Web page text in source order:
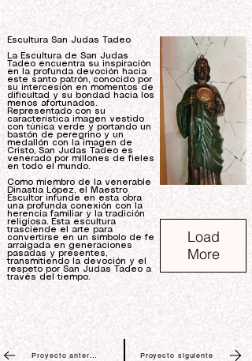
Escultura San Judas Tadeo
La Escultura de San Judas
Tadeo encuentra su inspiración
en la profunda devoción hacia
este santo patrón, conocido por
su intercesión en momentos de
dificultad y su bondad hacia los
menos afortunados.
Representado con su
característica imagen vestido
con túnica verde y portando un
bastón de peregrino y un
medallón con la imagen de
Cristo, San Judas Tadeo es
venerado por millones de fieles
en todo el mundo.
Como miembro de la venerable
Dinastía López, el Maestro
Escultor infunde en esta obra
una profunda conexión con la
herencia familiar y la tradición
religiosa. Esta escultura
trasciende el arte para
convertirse en un símbolo de fe
arraigada en generaciones
pasadas y presentes,
transmitiendo la devoción y el
respeto por San Judas Tadeo a
través del tiempo.
Load
More
Proyecto anterior Proyecto siguiente